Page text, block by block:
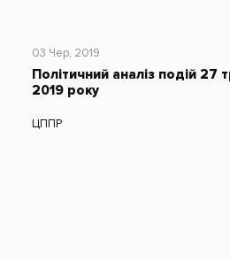
03 Чер, 2019
Політичний аналіз подій 27
2019 року
ЦППР